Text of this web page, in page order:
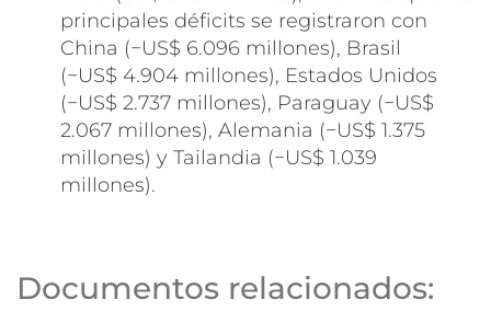
principales déficits se registraron con
China (−US$ 6.096 millones), Brasil
(−US$ 4.904 millones), Estados Unidos
(−US$ 2.737 millones), Paraguay (−US$
2.067 millones), Alemania (−US$ 1.375
millones) y Tailandia (−US$ 1.039
millones).
Documentos relacionados: